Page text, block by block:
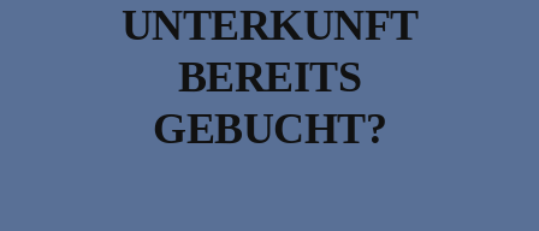
UNTERKUNFT
BEREITS
GEBUCHT?